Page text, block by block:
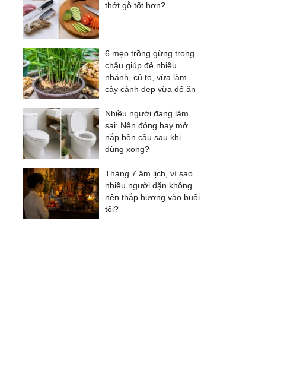
thớt gỗ tốt hơn?
6 mẹo trồng gừng trong
chậu giúp đẻ nhiều
nhánh, củ to, vừa làm
cây cảnh đẹp vừa để ăn
Nhiều người đang làm
sai: Nên đóng hay mở
nắp bồn cầu sau khi
dùng xong?
Tháng 7 âm lịch, vì sao
nhiều người dặn không
nên thắp hương vào buổi
tối?